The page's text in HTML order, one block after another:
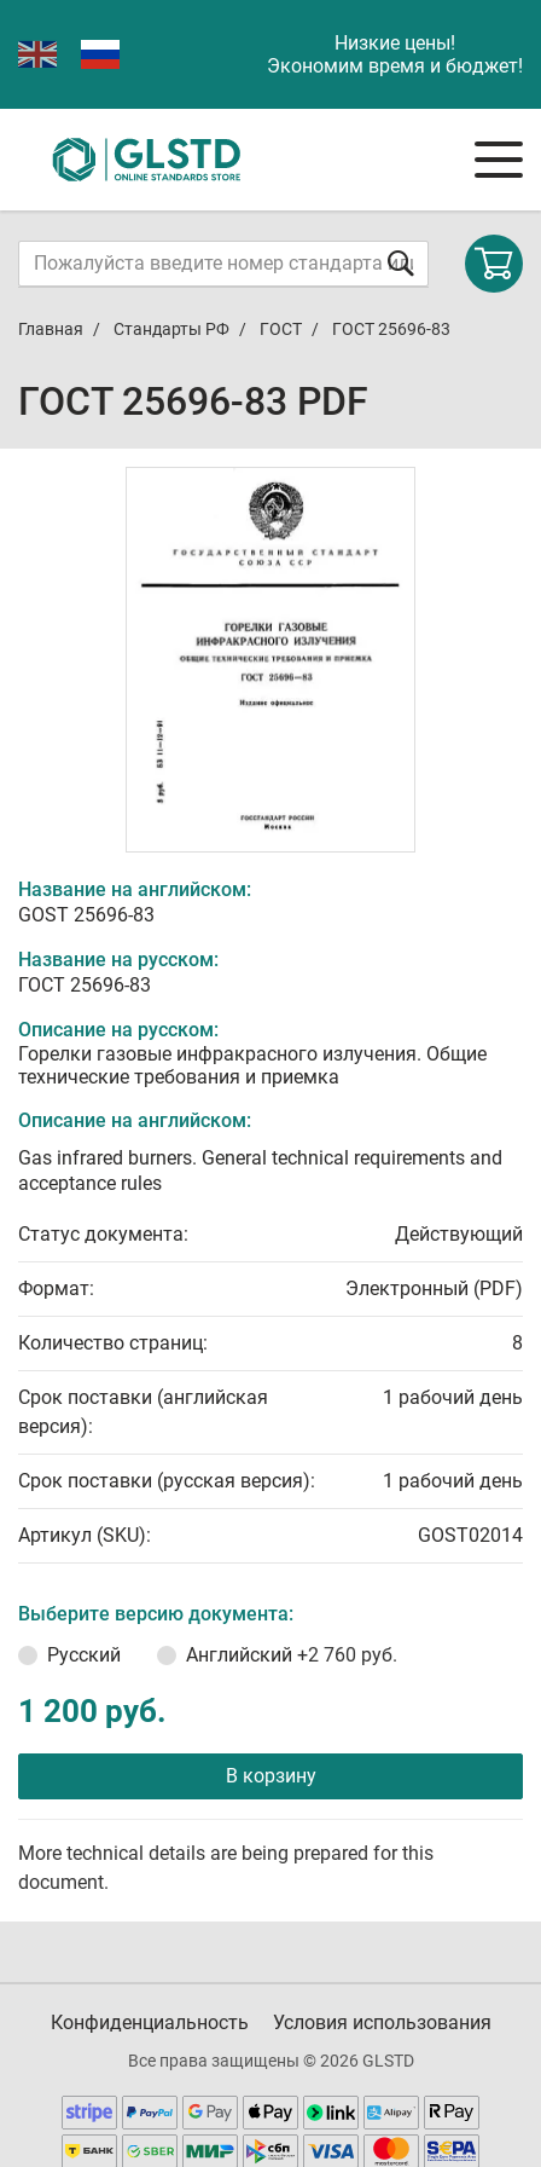
Низкие цены!
Экономим время и бюджет!
Главная Стандарты РФ ГОСТ ГОСТ 25696-83
ГОСТ 25696-83 PDF
Название на английском:
GOST 25696-83
Название на русском:
ГОСТ 25696-83
Описание на русском:
Горелки газовые инфракрасного излучения. Общие
технические требования и приемка
Описание на английском:
Gas infrared burners. General technical requirements and
acceptance rules
Статус документа: Действующий
Формат: Электронный (PDF)
Количество страниц: 8
Срок поставки (английская
версия):
1 рабочий день
Срок поставки (русская версия): 1 рабочий день
Артикул (SKU): GOST02014
Выберите версию документа:
Русский
Английский +2 760 руб.
1 200 руб.
В корзину
More technical details are being prepared for this
document.
Конфиденциальность Условия использования
Все права защищены © 2026 GLSTD